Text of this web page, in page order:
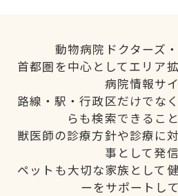
動物病院ドクターズ
首都圏を中心としてエリア
病院情報サイ
路線・駅・行政区だけでな
らも検索できるこ
獣医師の診療方針や診療に
事として発信
ペットも大切な家族として
ーをサポートして